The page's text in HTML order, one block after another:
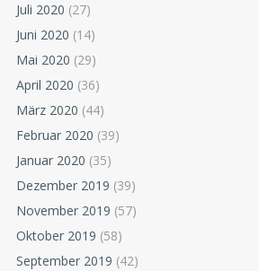
Juli 2020 (27)
Juni 2020 (14)
Mai 2020 (29)
April 2020 (36)
März 2020 (44)
Februar 2020 (39)
Januar 2020 (35)
Dezember 2019 (39)
November 2019 (57)
Oktober 2019 (58)
September 2019 (42)